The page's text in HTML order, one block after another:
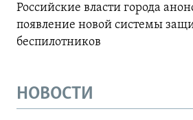
Российские власти города
появление новой системы
беспилотников
НОВОСТИ